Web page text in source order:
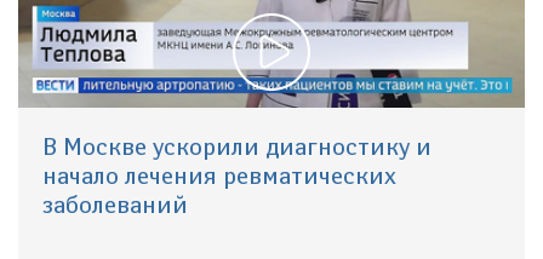
В Москве ускорили диагностику и
начало лечения ревматических
заболеваний